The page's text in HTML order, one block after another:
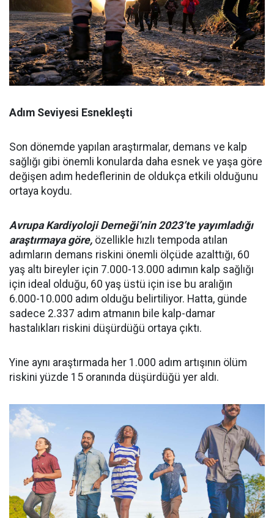
Adım Seviyesi Esnekleşti
Son dönemde yapılan araştırmalar, demans ve kalp
sağlığı gibi önemli konularda daha esnek ve yaşa göre
değişen adım hedeflerinin de oldukça etkili olduğunu
ortaya koydu.
Avrupa Kardiyoloji Derneği’nin 2023’te yayımladığı
araştırmaya göre, özellikle hızlı tempoda atılan
adımların demans riskini önemli ölçüde azalttığı, 60
yaş altı bireyler için 7.000-13.000 adımın kalp sağlığı
için ideal olduğu, 60 yaş üstü için ise bu aralığın
6.000-10.000 adım olduğu belirtiliyor. Hatta, günde
sadece 2.337 adım atmanın bile kalp-damar
hastalıkları riskini düşürdüğü ortaya çıktı.
Yine aynı araştırmada her 1.000 adım artışının ölüm
riskini yüzde 15 oranında düşürdüğü yer aldı.